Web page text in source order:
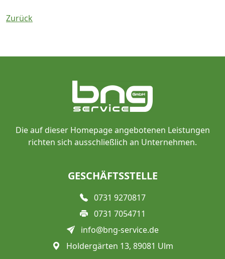
Zurück
Die auf dieser Homepage angebotenen Leistungen
richten sich ausschließlich an Unternehmen.
GESCHÄFTSSTELLE
0731 9270817
0731 7054711
info@bng-service.de
Holdergärten 13, 89081 Ulm